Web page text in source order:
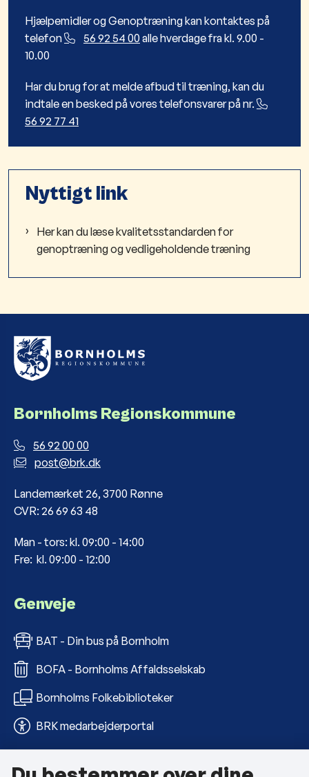
Hjælpemidler og Genoptræning kan kontaktes på
telefon
56 92 54 00 alle hverdage fra kl. 9.00 -
10.00
Har du brug for at melde afbud til træning, kan du
indtale en besked på vores telefonsvarer på nr.
56 92 77 41
Nyttigt link
Her kan du læse kvalitetsstandarden for
genoptræning og vedligeholdende træning
Bornholms Regionskommune
56 92 00 00
post@brk.dk
Landemærket 26, 3700 Rønne
CVR: 26 69 63 48
Man - tors: kl. 09:00 - 14:00
Fre: kl. 09:00 - 12:00
Genveje
BAT - Din bus på Bornholm
BOFA - Bornholms Affaldsselskab
Bornholms Folkebiblioteker
BRK medarbejderportal